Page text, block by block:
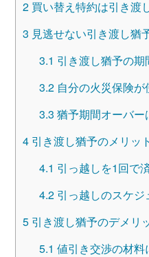
2買い替え特約は引き渡
3 見逃せない引き渡し猶
3.1 引き渡し猶予の
3.2自分の火災保険が
3.3 猶予期間オーバー
4引き渡し猶予のメリット
4.1 引っ越しを1回で
4.2引っ越しのスケジ
5引き渡し猶予のデメリ
5.1 値引き交渉の材料